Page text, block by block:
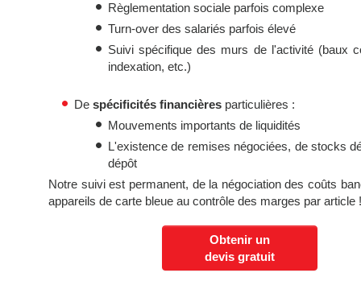
Règlementation sociale parfois complexe
Turn-over des salariés parfois élevé
Suivi spécifique des murs de l'activité (baux
indexation, etc.)
De spécificités financières particulières :
Mouvements importants de liquidités
L'existence de remises négociées, de stocks
dépôt
Notre suivi est permanent, de la négociation des coûts
appareils de carte bleue au contrôle des marges par article !
Obtenir un
devis gratuit